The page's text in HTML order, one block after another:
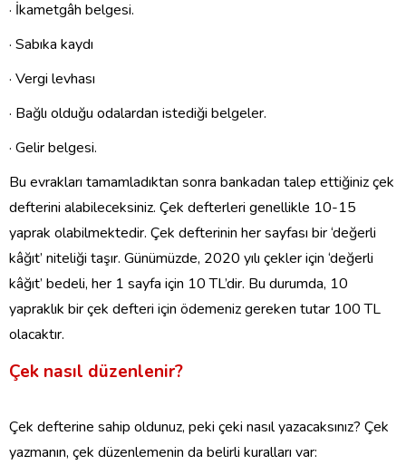
· İkametgâh belgesi.
· Sabıka kaydı
· Vergi levhası
· Bağlı olduğu odalardan istediği belgeler.
· Gelir belgesi.
Bu evrakları tamamladıktan sonra bankadan talep ettiğiniz çek
defterini alabileceksiniz. Çek defterleri genellikle 10-15
yaprak olabilmektedir. Çek defterinin her sayfası bir ‘değerli
kâğıt’ niteliği taşır. Günümüzde, 2020 yılı çekler için ‘değerli
kâğıt’ bedeli, her 1 sayfa için 10 TL’dir. Bu durumda, 10
yapraklık bir çek defteri için ödemeniz gereken tutar 100 TL
olacaktır.
Çek nasıl düzenlenir?
Çek defterine sahip oldunuz, peki çeki nasıl yazacaksınız? Çek
yazmanın, çek düzenlemenin da belirli kuralları var: